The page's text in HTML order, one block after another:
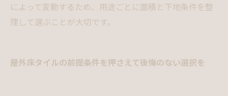
によって変動するため、用途ごとに面積と下地条件を整
理して選ぶことが大切です。
屋外床タイルの前提条件を押さえて後悔のない選択を